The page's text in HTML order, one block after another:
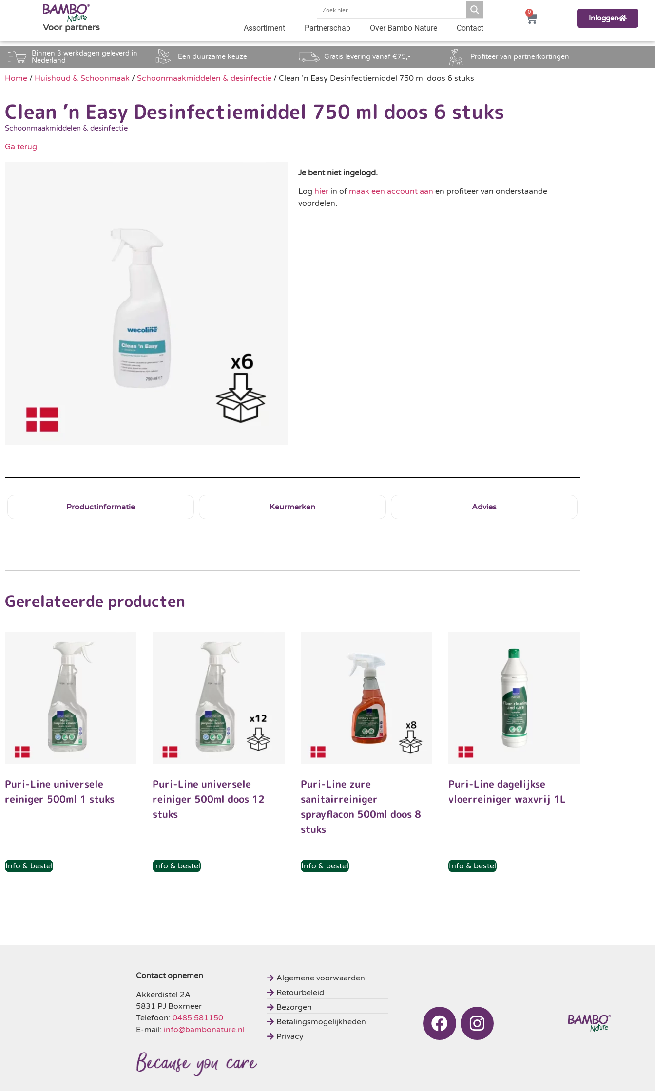
Voor partners Assortiment Partnerschap Over Bambo Nature Contact
0
Inloggen
Binnen 3 werkdagen geleverd in
Nederland
Een duurzame keuze Gratis levering vanaf €75,- Profiteer van partnerkortingen
Home / Huishoud & Schoonmaak / Schoonmaakmiddelen & desinfectie / Clean ’n Easy Desinfectiemiddel 750 ml doos 6 stuks
Clean ’n Easy Desinfectiemiddel 750 ml doos 6 stuks
Schoonmaakmiddelen & desinfectie
Ga terug
Je bent niet ingelogd.
Log hier in of maak een account aan en profiteer van onderstaande
voordelen.
Productinformatie Keurmerken Advies
Gerelateerde producten
Puri-Line universele
reiniger 500ml 1 stuks
Info & bestel
Puri-Line universele
reiniger 500ml doos 12
stuks
Info & bestel
Puri-Line zure
sanitairreiniger
sprayflacon 500ml doos 8
stuks
Info & bestel
Puri-Line dagelijkse
vloerreiniger waxvrij 1L
Info & bestel
Contact opnemen
Akkerdistel 2A
5831 PJ Boxmeer
Telefoon: 0485 581150
E-mail: info@bambonature.nl
Algemene voorwaarden
Retourbeleid
Bezorgen
Betalingsmogelijkheden
Privacy